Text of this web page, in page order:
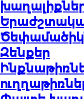
Զենքեր